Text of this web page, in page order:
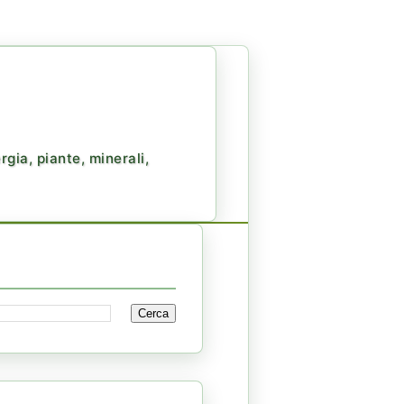
piante, minerali,